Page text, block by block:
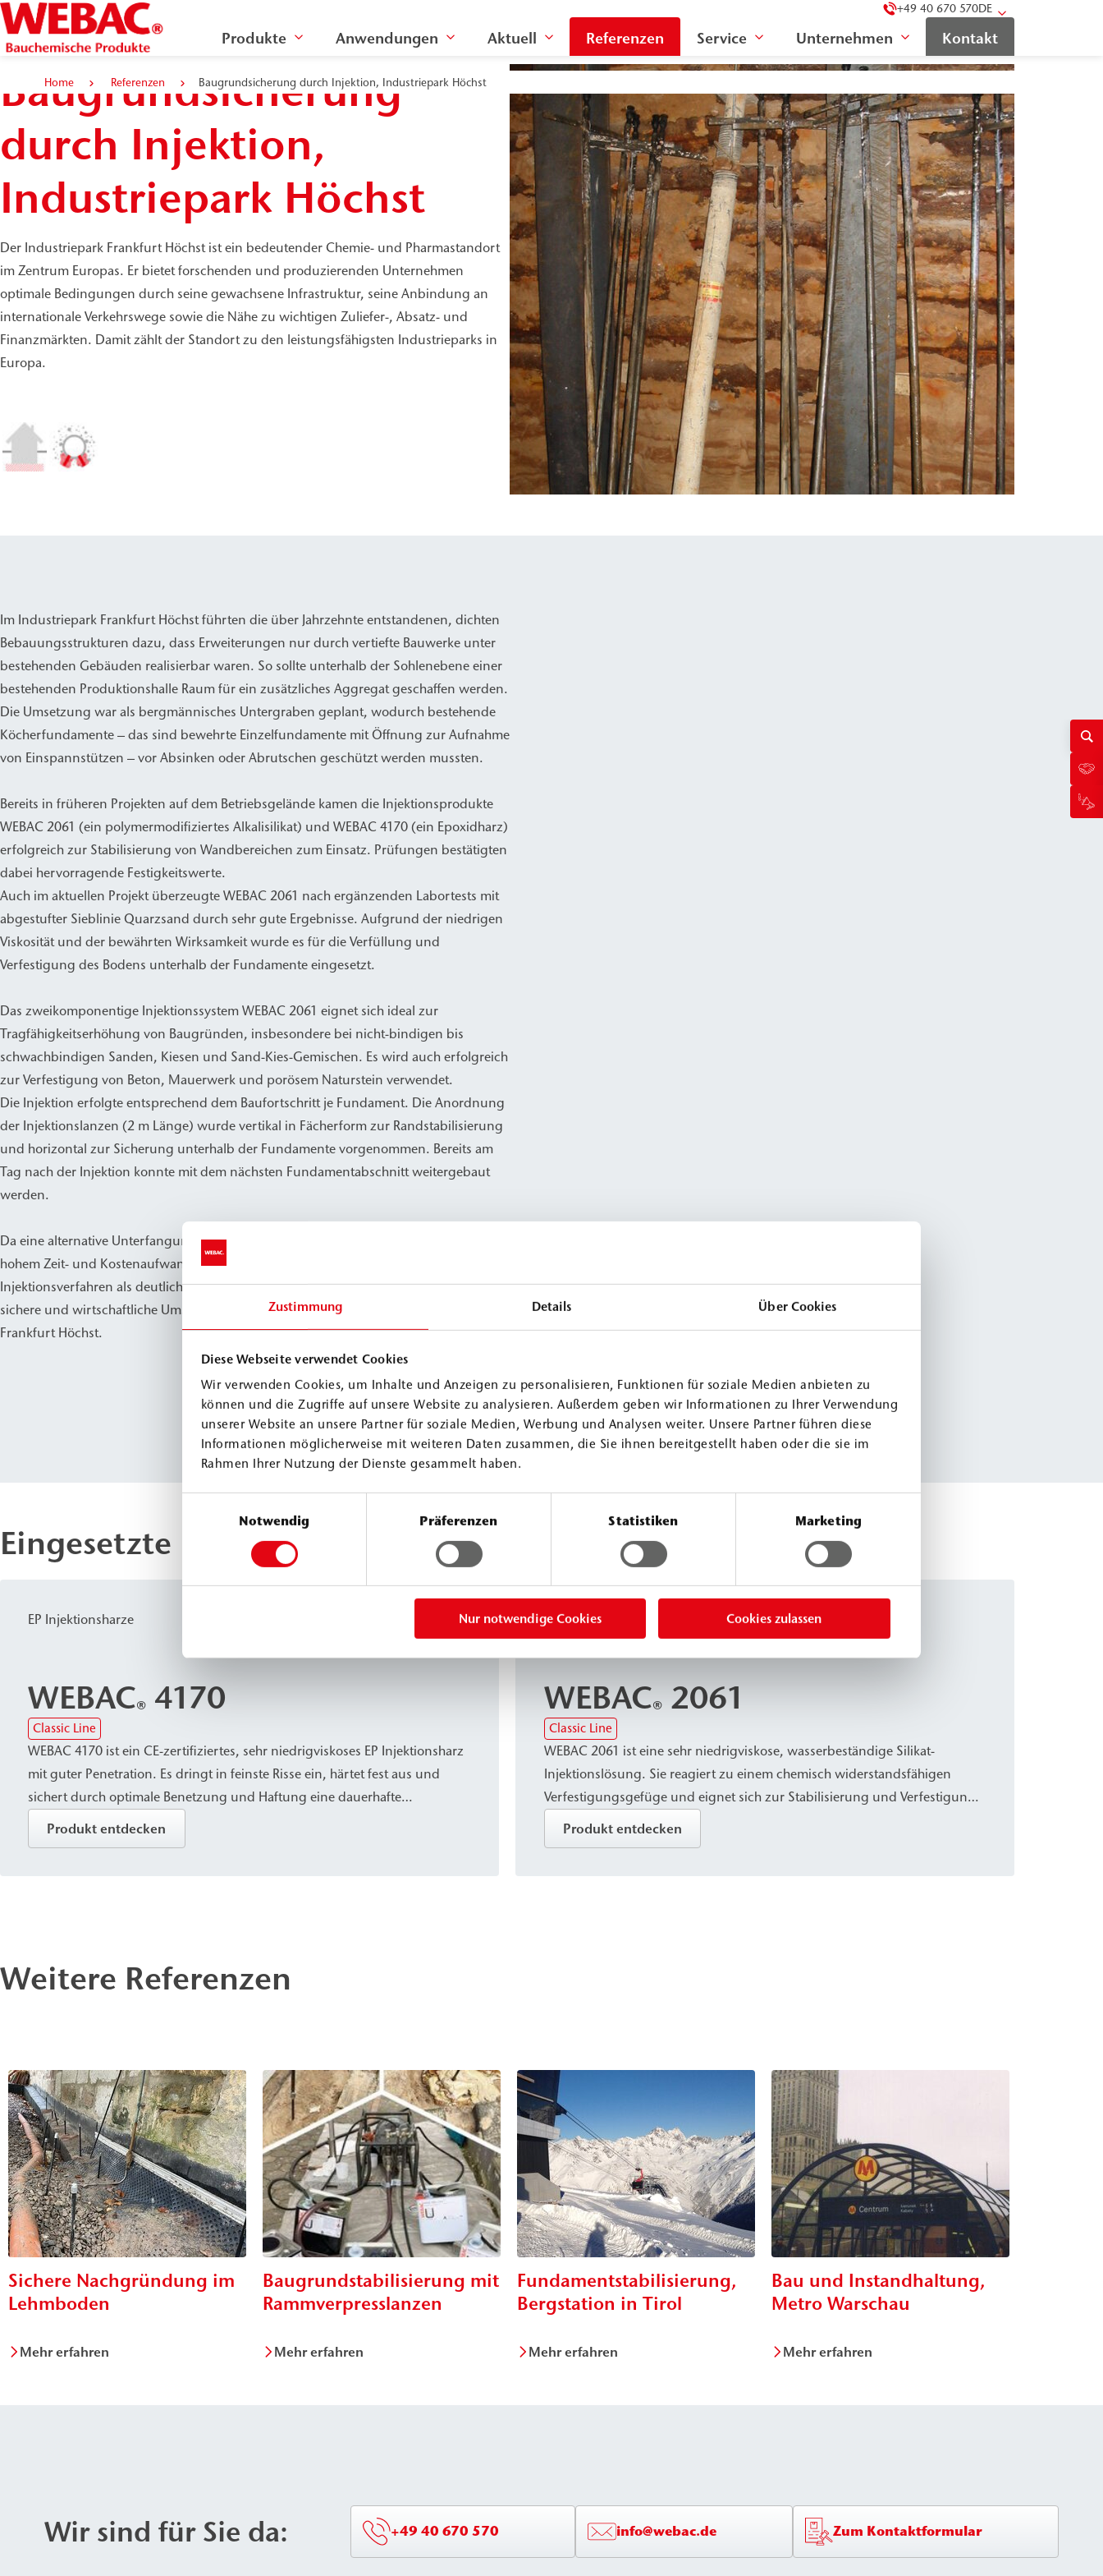
Zustimmung Details Über Cookies
Diese Webseite verwendet Cookies
Wir verwenden Cookies, um Inhalte und Anzeigen zu personalisieren, Funktionen für soziale Medien anbieten zu
können und die Zugriffe auf unsere Website zu analysieren. Außerdem geben wir Informationen zu Ihrer Verwendung
unserer Website an unsere Partner für soziale Medien, Werbung und Analysen weiter. Unsere Partner führen diese
Informationen möglicherweise mit weiteren Daten zusammen, die Sie ihnen bereitgestellt haben oder die sie im
Rahmen Ihrer Nutzung der Dienste gesammelt haben.
Notwendig Präferenzen Statistiken Marketing
Nur notwendige Cookies Cookies zulassen
+49 40 670 570DE
Produkte Anwendungen Aktuell Referenzen Service Unternehmen Kontakt
Home Referenzen Baugrundsicherung durch Injektion, Industriepark Höchst
Baugrundsicherung
durch Injektion,
Industriepark Höchst
Der Industriepark Frankfurt Höchst ist ein bedeutender Chemie- und Pharmastandort
im Zentrum Europas. Er bietet forschenden und produzierenden Unternehmen
optimale Bedingungen durch seine gewachsene Infrastruktur, seine Anbindung an
internationale Verkehrswege sowie die Nähe zu wichtigen Zuliefer-, Absatz- und
Finanzmärkten. Damit zählt der Standort zu den leistungsfähigsten Industrieparks in
Europa.
Im Industriepark Frankfurt Höchst führten die über Jahrzehnte entstandenen, dichten
Bebauungsstrukturen dazu, dass Erweiterungen nur durch vertiefte Bauwerke unter
bestehenden Gebäuden realisierbar waren. So sollte unterhalb der Sohlenebene einer
bestehenden Produktionshalle Raum für ein zusätzliches Aggregat geschaffen werden.
Die Umsetzung war als bergmännisches Untergraben geplant, wodurch bestehende
Köcherfundamente – das sind bewehrte Einzelfundamente mit Öffnung zur Aufnahme
von Einspannstützen – vor Absinken oder Abrutschen geschützt werden mussten.
Bereits in früheren Projekten auf dem Betriebsgelände kamen die Injektionsprodukte
WEBAC 2061 (ein polymermodifiziertes Alkalisilikat) und WEBAC 4170 (ein Epoxidharz)
erfolgreich zur Stabilisierung von Wandbereichen zum Einsatz. Prüfungen bestätigten
dabei hervorragende Festigkeitswerte.
Auch im aktuellen Projekt überzeugte WEBAC 2061 nach ergänzenden Labortests mit
abgestufter Sieblinie Quarzsand durch sehr gute Ergebnisse. Aufgrund der niedrigen
Viskosität und der bewährten Wirksamkeit wurde es für die Verfüllung und
Verfestigung des Bodens unterhalb der Fundamente eingesetzt.
Das zweikomponentige Injektionssystem WEBAC 2061 eignet sich ideal zur
Tragfähigkeitserhöhung von Baugründen, insbesondere bei nicht-bindigen bis
schwachbindigen Sanden, Kiesen und Sand-Kies-Gemischen. Es wird auch erfolgreich
zur Verfestigung von Beton, Mauerwerk und porösem Naturstein verwendet.
Die Injektion erfolgte entsprechend dem Baufortschritt je Fundament. Die Anordnung
der Injektionslanzen (2 m Länge) wurde vertikal in Fächerform zur Randstabilisierung
und horizontal zur Sicherung unterhalb der Fundamente vorgenommen. Bereits am
Tag nach der Injektion konnte mit dem nächsten Fundamentabschnitt weitergebaut
werden.
Da eine alternative Unterfangung mit erheblichen Risiken für Bauschäden sowie
hohem Zeit- und Kostenaufwand verbunden gewesen wäre, erwies sich das gewählte
Injektionsverfahren als deutlich effizientere Lösung. Es ermöglichte die schnelle,
sichere und wirtschaftliche Umsetzung der Erweiterungsmaßnahme im Industriepark
Frankfurt Höchst.
Eingesetzte Produkte
EP Injektionsharze
WEBAC® 4170
Classic Line
WEBAC 4170 ist ein CE-zertifiziertes, sehr niedrigviskoses EP Injektionsharz
mit guter Penetration. Es dringt in feinste Risse ein, härtet fest aus und
sichert durch optimale Benetzung und Haftung eine dauerhafte
Verbindung, auch bei trockenen oder nassen Rissflanken. Es wird zum
Schließen, Abdichten und kraftschlüssigen Verbinden von Bauteilen
Produkt entdecken
Silikatharze
WEBAC®2061
Classic Line
WEBAC 2061 ist eine sehr niedrigviskose, wasserbeständige Silikat-
Injektionslösung. Sie reagiert zu einem chemisch widerstandsfähigen
Verfestigungsgefüge und eignet sich zur Stabilisierung und Verfestigung
von nichtbindigen bis schwachbindigen Böden sowie Mauerwerk.
Produkt entdecken
Weitere Referenzen
Sichere Nachgründung im
Lehmboden
Mehr erfahren
Baugrundstabilisierung mit
Rammverpresslanzen
Mehr erfahren
Fundamentstabilisierung,
Bergstation in Tirol
Mehr erfahren
Bau und Instandhaltung,
Metro Warschau
Mehr erfahren
Wir sind für Sie da: +49 40 670 570 info@webac.de Zum Kontaktformular